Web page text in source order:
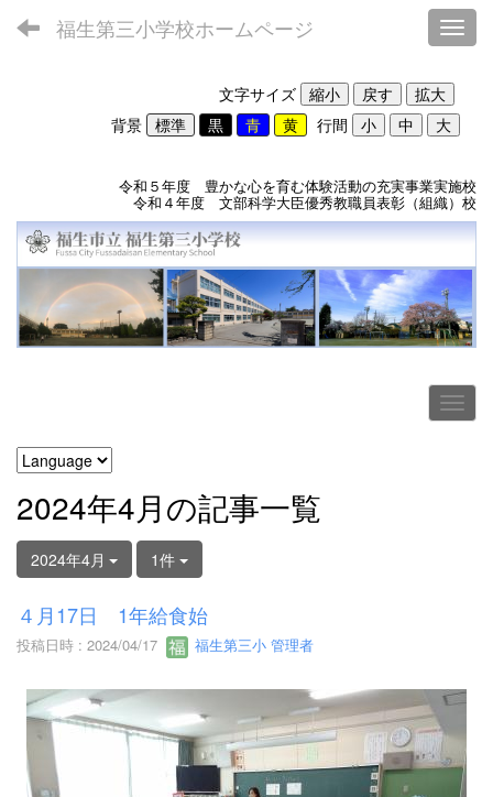
福生第三小学校ホームページ
文字サイズ
背景
行間
令和５年度 豊かな心を育む体験活動の充実事業実施校
令和４年度 文部科学大臣優秀教職員表彰（組織）校
2024年4月の記事一覧
2024年4月 1件
４月17日 1年給食始
投稿日時 : 2024/04/17 福生第三小 管理者